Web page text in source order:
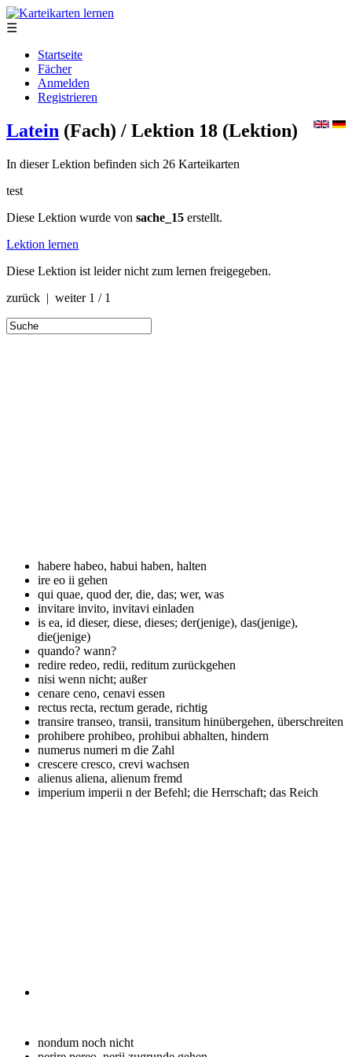
☰
Startseite
Fächer
Anmelden
Registrieren
Latein (Fach) / Lektion 18 (Lektion)
In dieser Lektion befinden sich 26 Karteikarten
test
Diese Lektion wurde von sache_15 erstellt.
Lektion lernen
Diese Lektion ist leider nicht zum lernen freigegeben.
zurück | weiter 1 / 1
habere habeo, habui haben, halten
ire eo ii gehen
qui quae, quod der, die, das; wer, was
invitare invito, invitavi einladen
is ea, id dieser, diese, dieses; der(jenige), das(jenige),
die(jenige)
quando? wann?
redire redeo, redii, reditum zurückgehen
nisi wenn nicht; außer
cenare ceno, cenavi essen
rectus recta, rectum gerade, richtig
transire transeo, transii, transitum hinübergehen, überschreiten
prohibere prohibeo, prohibui abhalten, hindern
numerus numeri m die Zahl
crescere cresco, crevi wachsen
alienus aliena, alienum fremd
imperium imperii n der Befehl; die Herrschaft; das Reich
nondum noch nicht